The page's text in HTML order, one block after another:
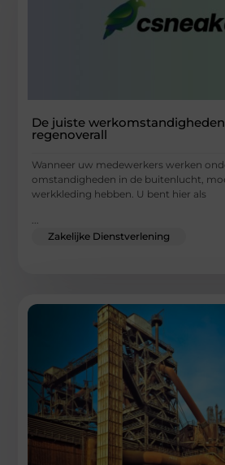
De juiste
regenoverall
Wanneer uw medewerkers werken
omstandigheden in de buitenlucht,
werkkleding hebben. U bent hier als
...
Zakelijke Dienstverlening